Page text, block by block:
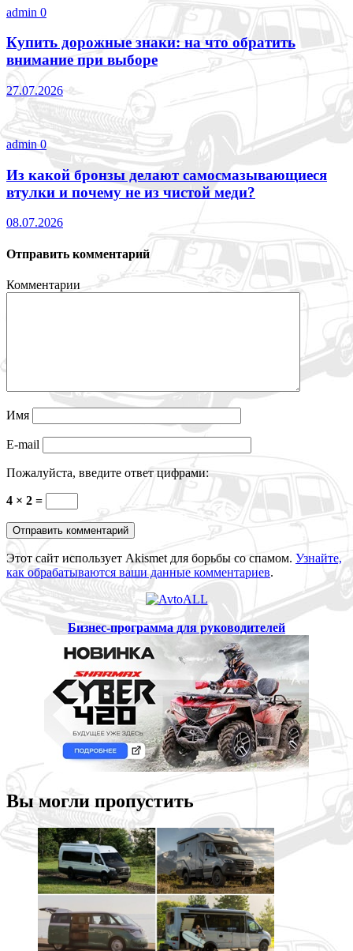
admin 0
Купить дорожные знаки: на что обратить
внимание при выборе
27.07.2026
admin0
Из какой бронзы делают самосмазывающиеся
втулки и почему не из чистой меди?
08.07.2026
Отправить комментарий
Комментарии
Имя
E-mail
Пожалуйста, введите ответ цифрами:
4 × 2 =
Этот сайт использует Akismet для борьбы со спамом. Узнайте,
как обрабатываются ваши данные комментариев.
Бизнес-программа для руководителей
Вы могли пропустить